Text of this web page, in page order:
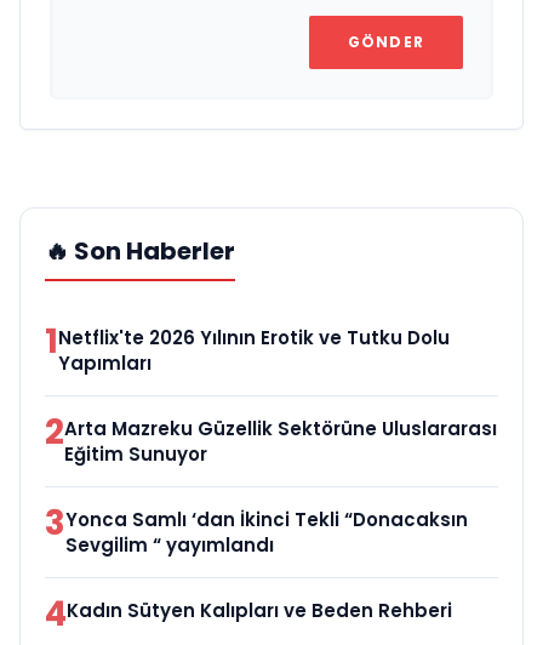
GÖNDER
🔥 Son Haberler
1Netflix'te 2026 Yılının Erotik ve Tutku Dolu
Yapımları
2Arta Mazreku Güzellik Sektörüne Uluslararası
Eğitim Sunuyor
3Yonca Samlı ‘dan İkinci Tekli “Donacaksın
Sevgilim “ yayımlandı
4Kadın Sütyen Kalıpları ve Beden Rehberi